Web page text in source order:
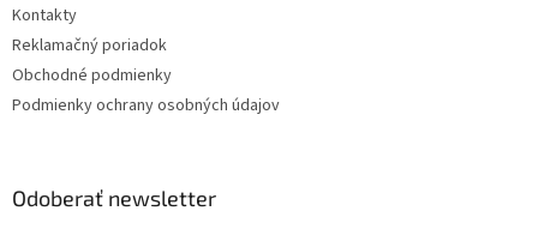
Kontakty
Reklamačný poriadok
Obchodné podmienky
Podmienky ochrany osobných údajov
Odoberať newsletter